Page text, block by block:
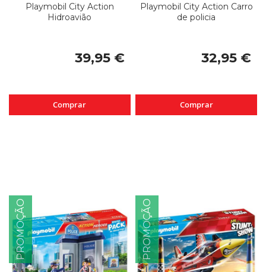
Playmobil City Action
Hidroavião
39,95 €
Comprar
Playmobil City Action Carro
de policia
32,95 €
Comprar
PROMOÇÃO PROMOÇÃO